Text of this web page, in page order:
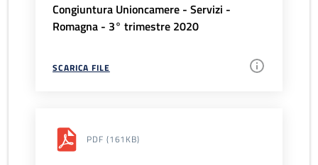
Congiuntura Unioncamere - Servizi -
Romagna - 3° trimestre 2020
SCARICA FILE
PDF (161KB)